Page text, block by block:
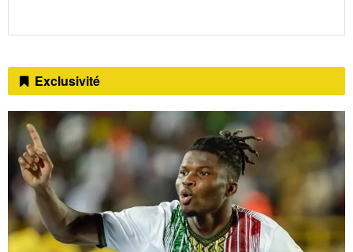
Exclusivité